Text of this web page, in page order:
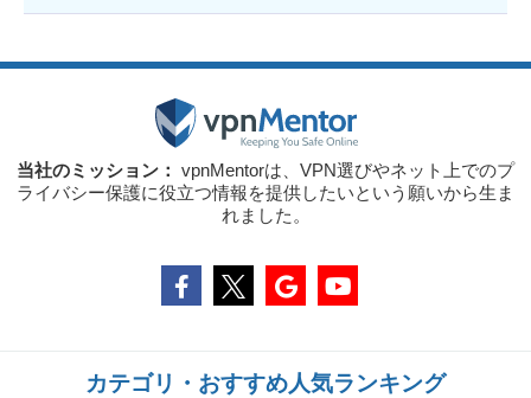
当社のミッション： vpnMentorは、VPN選びやネット上でのプ
ライバシー保護に役立つ情報を提供したいという願いから生ま
れました。
カテゴリ・おすすめ人気ランキング